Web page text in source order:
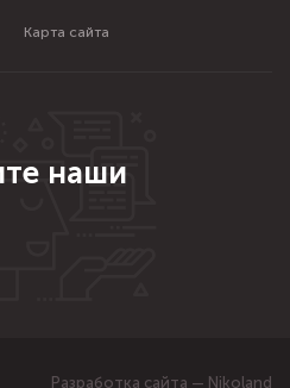
Карта сайта
наши
Разработка сайта — Nikoland